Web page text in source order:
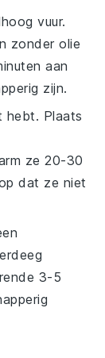
vuur.
zonder olie
aan
zijn.
hebt. Plaats
ze 20-30
dat ze niet
3-5